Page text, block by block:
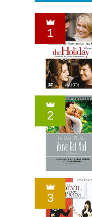
1
2
3